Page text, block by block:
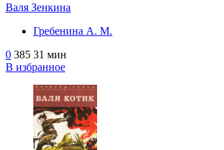
Валя Зенкина
Гребенина А. М.
0 385 31 мин
В избранное